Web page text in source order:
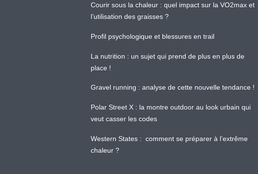
Courir sous la chaleur : quel impact sur la VO2max et
l’utilisation des graisses ?
Profil psychologique et blessures en trail
La nutrition : un sujet qui prend de plus en plus de
place !
Gravel running : analyse de cette nouvelle tendance !
Polar Street X : la montre outdoor au look urbain qui
veut casser les codes
Western States : comment se préparer à l’extrême
chaleur ?